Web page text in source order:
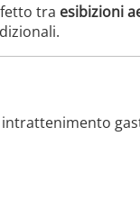
tra esibizioni